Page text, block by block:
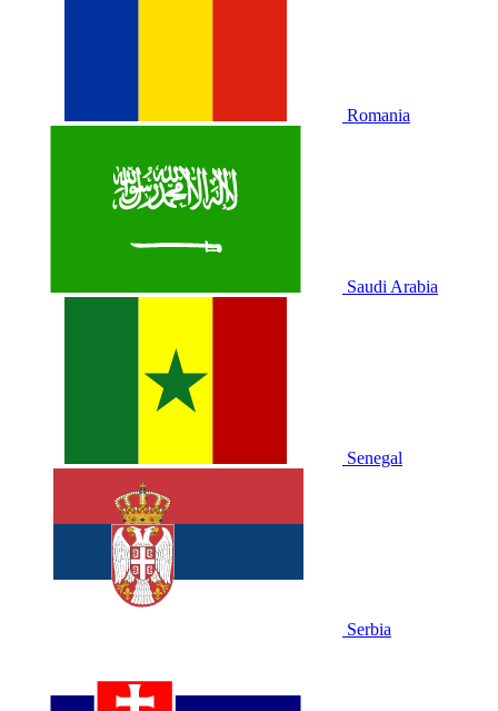
Romania
Saudi Arabia
Senegal
Serbia